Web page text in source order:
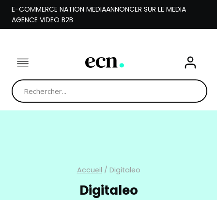
Aller
contenu
E-COMMERCE NATION MEDIAANNONCER SUR LE MEDIA
AGENCE VIDEO B2B
Accueil / Digitaleo
Digitaleo